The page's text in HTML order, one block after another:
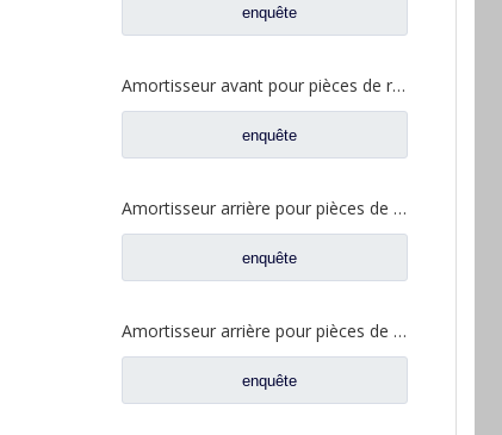
enquête
Amortisseur avant pour pièces de rechange de camion CAMC 50A-05014
enquête
Amortisseur arrière pour pièces de rechange de camion CAMC 50H08-01055
enquête
Amortisseur arrière pour pièces de rechange de camion CAMC 50H08-01055A
enquête